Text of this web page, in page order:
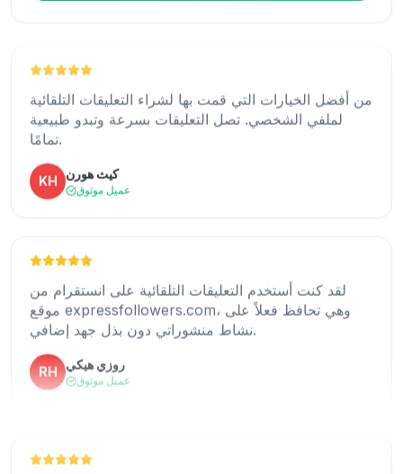
من أفضل الخيارات التي قمت بها لشراء التعليقات التلقائية
لملفي الشخصي. تصل التعليقات بسرعة وتبدو طبيعية
تمامًا.
لقد كنت أستخدم التعليقات التلقائية على انستقرام من
نشاط منشوراتي دون بذل جهد إضافي.
روزي هيكي
أكثر ما يعجبني هو أن التعليقات تبدو طبيعية وتتناسب مع
ليندسي هيرنانديز
عميل موثوق
كان الإعداد بسيطًا، والآن تتلقى منشوراتي تعليقات
JM جوديث مول
عميل موثوق
إنه خيار جيد إذا كنت ترغب في الحفاظ على مظهر حسابك
على انستقرام نشطًا طوال الوقت.
SW
عميل موثوق
تساعد ميزة التعليقات التلقائية في خلق انطباع بملف